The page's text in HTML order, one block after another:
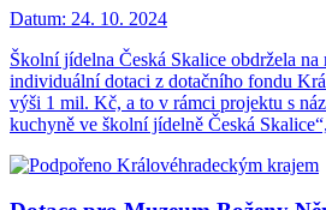
Datum: 24. 10. 2024
Školní jídelna Česká Skalice obdržela
individuální dotaci z dotačního fondu
výši 1 mil. Kč, a to v rámci projektu s
kuchyně ve školní jídelně Česká